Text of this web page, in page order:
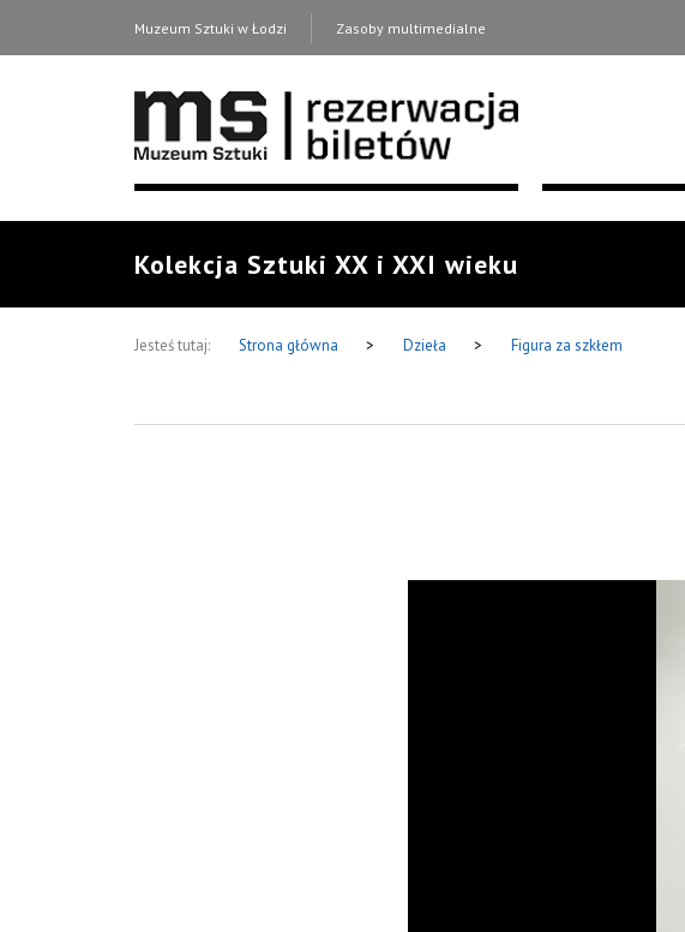
Muzeum Sztuki w Łodzi Zasoby multimedialne
Kolekcja Sztuki XX i XXI wieku
Jesteś tutaj: Strona główna > Dzieła > Figura za szkłem